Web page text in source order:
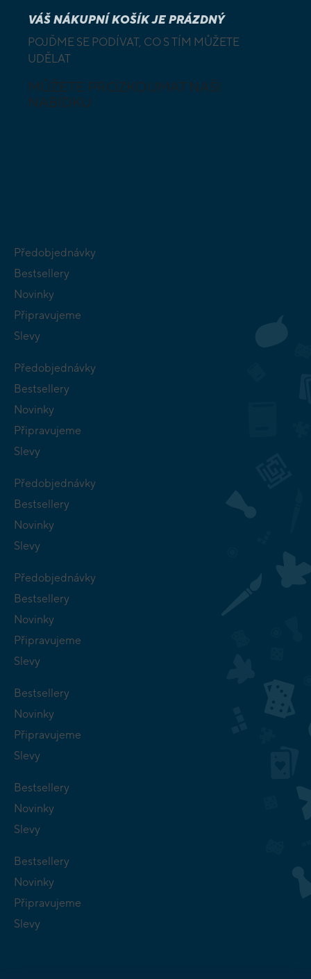
VÁŠ NÁKUPNÍ KOŠÍK JE PRÁZDNÝ
POJĎME SE PODÍVAT, CO S TÍM MŮŽETE
UDĚLAT
MŮŽETE PROZKOUMAT NAŠI
NABÍDKU
Předobjednávky
Bestsellery
Novinky
Připravujeme
Slevy
Předobjednávky
Bestsellery
Novinky
Připravujeme
Slevy
Předobjednávky
Bestsellery
Novinky
Slevy
Předobjednávky
Bestsellery
Novinky
Připravujeme
Slevy
Bestsellery
Novinky
Připravujeme
Slevy
Bestsellery
Novinky
Slevy
Bestsellery
Novinky
Připravujeme
Slevy